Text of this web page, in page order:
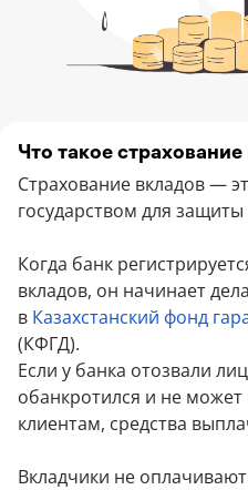
Что такое
Страхование вкладов —
государством для
Когда банк
вкладов, он начинает
в Казахстанский фонд
(КФГД).
Если у банка отозвали
обанкротился и не может
клиентам, средства
Вкладчики не